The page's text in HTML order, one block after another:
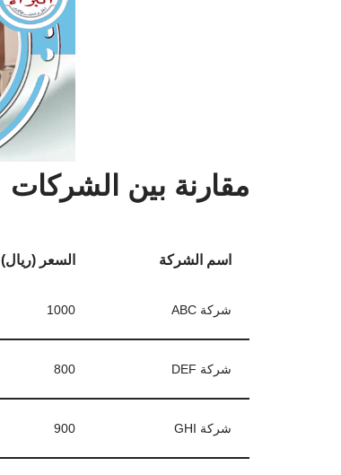
مقارنة بين الشركات
اسم الشركة السعر (ريال)
شركة ABC 1000
شركة DEF 800
شركة GHI 900